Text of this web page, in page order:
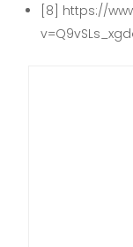
[8] https://